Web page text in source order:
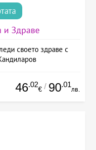
и Здраве
своето здраве с
46.02
€ / 90.01
лв.